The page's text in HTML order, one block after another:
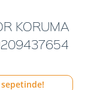
KORUMA